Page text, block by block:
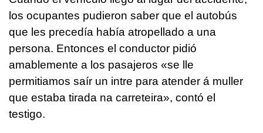
los ocupantes pudieron saber que el autobús
que les precedía había atropellado a una
persona. Entonces el conductor pidió
amablemente a los pasajeros «se lle
permitiamos saír un intre para atender á muller
que estaba tirada na carreteira», contó el
testigo.